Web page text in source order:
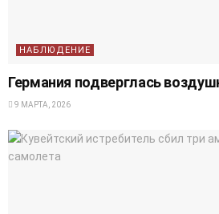
НАБЛЮДЕНИЕ
Германия подверглась
9 МАРТА, 2026